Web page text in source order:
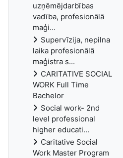
uzņēmējdarbības
vadība, profesionālā
maģi...
Supervīzija, nepilna
laika profesionālā
maģistra s...
CARITATIVE SOCIAL
WORK Full Time
Bachelor
Social work- 2nd
level professional
higher educati...
Caritative Social
Work Master Program